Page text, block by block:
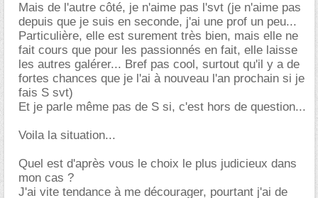
Mais de l'autre côté, je n'aime pas l'svt (je n'aime pas
depuis que je suis en seconde, j'ai une prof un peu...
Particulière, elle est surement très bien, mais elle ne
fait cours que pour les passionnés en fait, elle laisse
les autres galérer... Bref pas cool, surtout qu'il y a de
fortes chances que je l'ai à nouveau l'an prochain si je
fais S svt)
Et je parle même pas de S si, c'est hors de question...
Voila la situation...
Quel est d'après vous le choix le plus judicieux dans
mon cas ?
J'ai vite tendance à me décourager, pourtant j'ai de